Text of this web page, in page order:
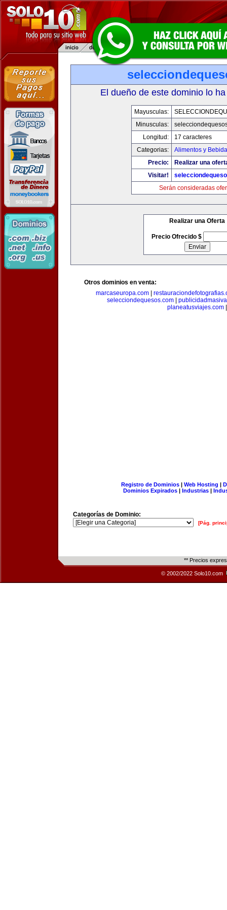
El dueño de este dominio lo
Mayusculas:
Minusculas:
Longitud:
17 caracteres
Categorias:
Alimentos y
Precio:
Realizar una
Visitar!
Serán consideradas
Realizar una Oferta
Precio Ofrecido $
Otros dominios en venta:
marcaseuropa.com|
selecciondequesos.com
planeatusviajes.com
Registro de Dominios| Web Hosting |
Dominios Expirados | Industrias |
Categorías de Dominio:
[Pág.
** Precios
© 2002/2022 Solo10.com